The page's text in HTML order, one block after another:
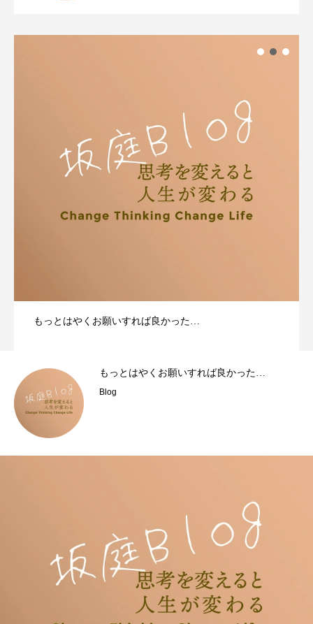
もっとはやくお願いすれば良かった…
もっとはやくお願いすれば良かった…
Blog